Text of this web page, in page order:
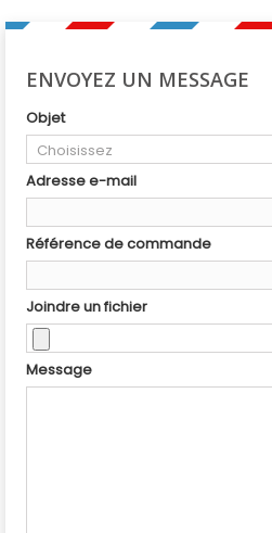
ENVOYEZ UN MESSAGE
Objet
Adresse e-mail
Référence de commande
Joindre un fichier
Message